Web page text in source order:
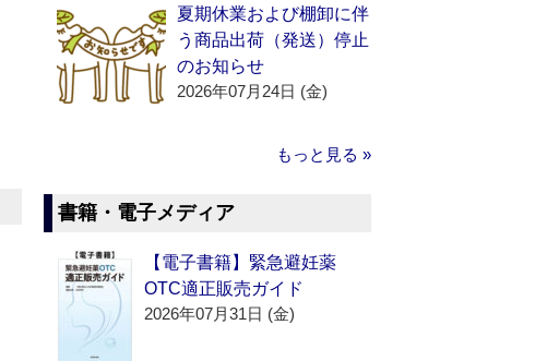
夏期休業および棚卸に伴
う商品出荷（発送）停止
のお知らせ
2026年07月24日 (金)
もっと見る »
書籍・電子メディア
【電子書籍】緊急避妊薬
OTC適正販売ガイド
2026年07月31日 (金)